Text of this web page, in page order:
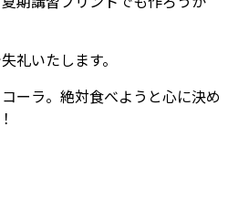
礼いたします。
ーラ。絶対食べようと心に決め